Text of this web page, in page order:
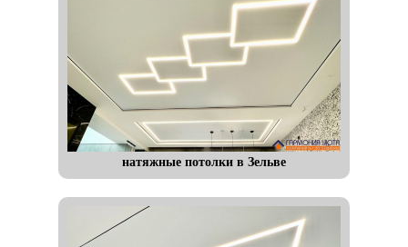
натяжные потолки в Зельве